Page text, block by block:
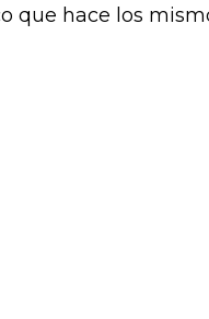
que hace los